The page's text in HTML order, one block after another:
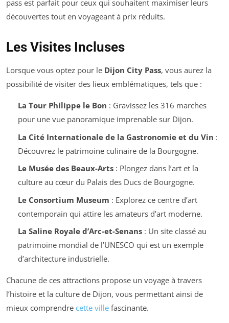
pass est parfait pour ceux qui souhaitent maximiser leurs
découvertes tout en voyageant à prix réduits.
Les Visites Incluses
Lorsque vous optez pour le Dijon City Pass, vous aurez la
possibilité de visiter des lieux emblématiques, tels que :
La Tour Philippe le Bon : Gravissez les 316 marches
pour une vue panoramique imprenable sur Dijon.
La Cité Internationale de la Gastronomie et du Vin :
Découvrez le patrimoine culinaire de la Bourgogne.
Le Musée des Beaux-Arts: Plongez dans l’art et la
culture au cœur du Palais des Ducs de Bourgogne.
Le Consortium Museum : Explorez ce centre d’art
contemporain qui attire les amateurs d’art moderne.
La Saline Royale d’Arc-et-Senans: Un site classé au
patrimoine mondial de l’UNESCO qui est un exemple
d’architecture industrielle.
Chacune de ces attractions propose un voyage à travers
l’histoire et la culture de Dijon, vous permettant ainsi de
mieux comprendre cette ville fascinante.